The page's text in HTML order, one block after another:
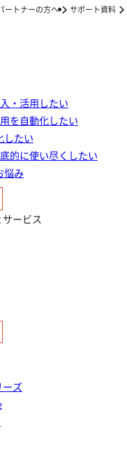
ートナーの方へ サポート資料
・活用したい
を自動化したい
したい
的に使い尽くしたい
悩み
ービス
ズ
ド手順書
境は、DocAve 6 ア
上位 SP/CU へのアッ